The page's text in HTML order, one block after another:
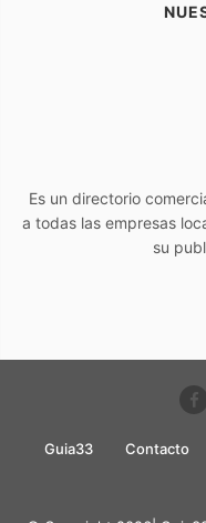
Es un directorio
a todas las empresas
su
Guia33 Contacto